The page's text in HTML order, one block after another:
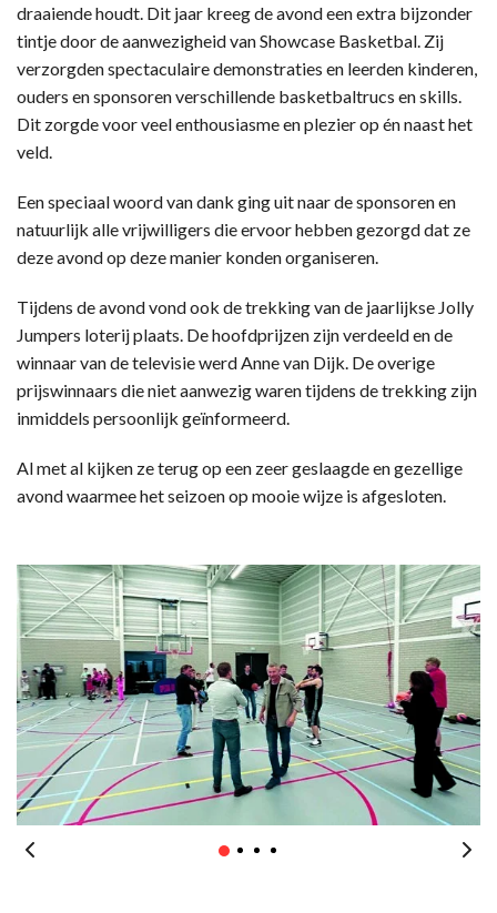
draaiende houdt. Dit jaar kreeg de avond een extra bijzonder
tintje door de aanwezigheid van Showcase Basketbal. Zij
verzorgden spectaculaire demonstraties en leerden kinderen,
ouders en sponsoren verschillende basketbaltrucs en skills.
Dit zorgde voor veel enthousiasme en plezier op én naast het
veld.
Een speciaal woord van dank ging uit naar de sponsoren en
natuurlijk alle vrijwilligers die ervoor hebben gezorgd dat ze
deze avond op deze manier konden organiseren.
Tijdens de avond vond ook de trekking van de jaarlijkse Jolly
Jumpers loterij plaats. De hoofdprijzen zijn verdeeld en de
winnaar van de televisie werd Anne van Dijk. De overige
prijswinnaars die niet aanwezig waren tijdens de trekking zijn
inmiddels persoonlijk geïnformeerd.
Al met al kijken ze terug op een zeer geslaagde en gezellige
avond waarmee het seizoen op mooie wijze is afgesloten.